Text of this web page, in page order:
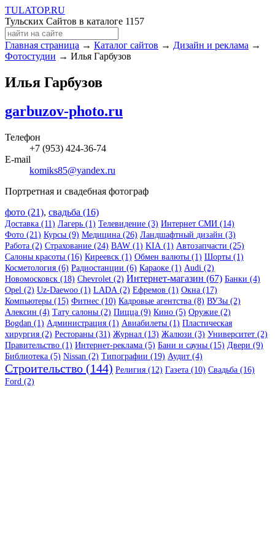
TULATOP.RU
Тульских Сайтов в каталоге 1157
Главная страница → Каталог сайтов → Дизайн и реклама →
Фотостудии → Илья Гарбузов
Илья Гарбузов
garbuzov-photo.ru
Телефон
+7 (953) 424-36-74
E-mail
komiks85@yandex.ru
Портретная и свадебная фотограф
фото (21), свадьба (16)
Доставка (11) Лагерь (1) Телевидение (3) Интернет СМИ (14)
Фото (21) Курсы (9) Медицина (26) Ландшафтный дизайн (3)
Работа (2) Страхование (24) BAW (1) KIA (1) Автозапчасти (25)
Салоны красоты (16) Киреевск (1) Обмен валюты (1) Шорты (1)
Косметология (6) Радиостанции (6) Караоке (1) Audi (2)
Новомосковск (18) Chevrolet (2) Интернет-магазин (67) Банки (4)
Opel (2) Uz-Daewoo (1) LADA (2) Ефремов (1) Окна (17)
Компьютеры (15) Фитнес (10) Кадровые агентства (8) ВУЗы (2)
Алексин (4) Тату салоны (2) Пицца (9) Кино (5) Оружие (2)
Bogdan (1) Администрация (1) Авиабилеты (1) Пластическая
хирургия (2) Рестораны (31) Журнал (13) Жалюзи (3) Университет (2)
Правительство (1) Интернет-реклама (5) Бани и сауны (15) Двери (9)
Библиотека (5) Nissan (2) Типографии (19) Аудит (4)
Строительство (144) Религия (12) Газета (10) Свадьба (16)
Ford (2)